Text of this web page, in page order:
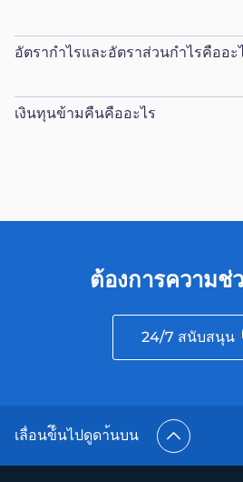
อัตรากำไรและอัตราส่วนกำไรคืออะ
เงินทุนข้ามคืนคืออะไร
ต้องการความช่
24/7 สนับสนุน
เลื่อนข้ึนไปดูดา้นบน